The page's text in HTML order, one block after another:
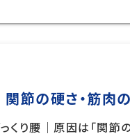
関節の硬さ・筋肉
くり腰｜原因は「関節